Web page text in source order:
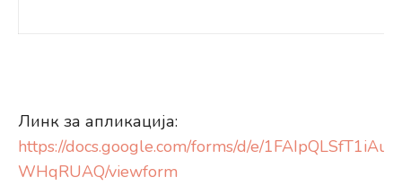
Линк за апликација:
https://docs.google.com/forms/d/e/
WHqRUAQ/viewform